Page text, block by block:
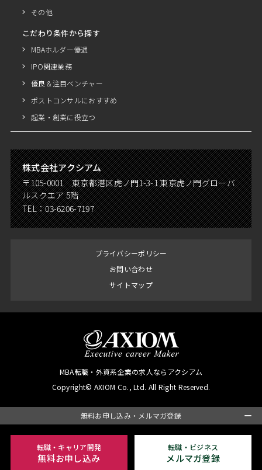
無料お申し込み・メルマガ登録
転職・キャリア開発
無料お申し込み
転職・ビジネス
メルマガ登録
その他
こだわり条件から探す
MBAホルダー優遇
IPO関連業務
優良＆注目ベンチャー
ポストコンサルにおすすめ
起業・創業に役立つ
株式会社アクシアム
〒105-0001 東京都港区虎ノ門1-3-1 東京虎ノ門グローバ
ルスクエア 5階
TEL：03-6206-7197
プライバシーポリシー
お問い合わせ
サイトマップ
MBA転職・外資系企業の求人ならアクシアム
Copyright© AXIOM Co., Ltd. All Right Reserved.